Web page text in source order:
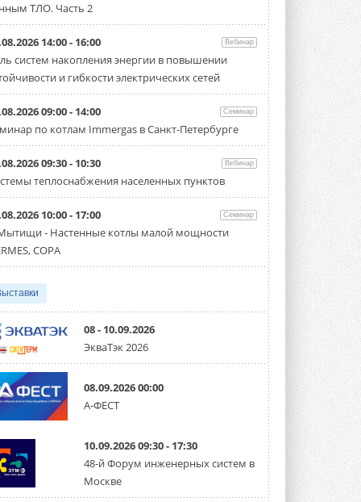
Тепловые насосы в связке с
солнечной генерацией и
накопителем снижают
потребление на 60%
Исследователи из Италии установили ...
4 АВГУСТА 2026
«РУСКЛИМАТ Fest 2026» в Уфе
собрал свыше 700 профи
климатической отрасли
Организатором выступил торгово-
производственный холдинг ...
ЦОД с плотностью 54 кВт на
стойку
3 АВГУСТА 2026
систему DVM на R32
Линейка включает семь типоразмеров
производительностью от 22,4 до 56 кВт.
Суммарная длина трубопроводов ...
3 АВГУСТА 2026
«СиСофт Девелопмент» подвел
итоги конкурса студенческих
стартует уже в сентябре 2026 года ...
3 АВГУСТА 2026
«Русклимат» укрепляет
ТЛО. Часть 2
14:00 - 16:00 Вебинар
систем накопления энергии в повышении
и гибкости электрических сетей
09:00 - 14:00 Семинар
по котлам Immergas в Санкт-Петербурге
09:30 - 10:30 Вебинар
теплоснабжения населенных пунктов
10:00 - 17:00 Семинар
- Настенные котлы малой мощности
COPA
08 - 10.09.2026
ЭкваТэк 2026
08.09.2026 00:00
А-ФЕСТ
10.09.2026 09:30 - 17:30
48-й Форум инженерных систем в
Москве